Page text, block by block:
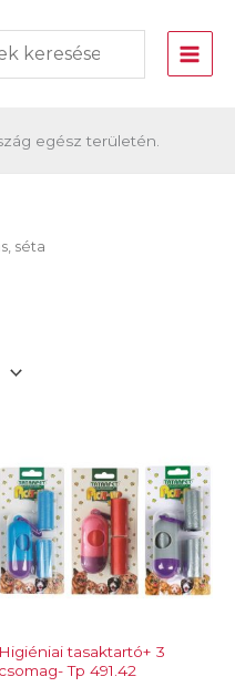
egész területén.
séta
Higiéniai tasaktartó+ 3
csomag- Tp 491.42